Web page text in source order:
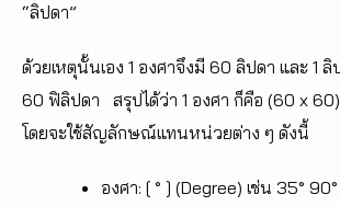
“ลิปดา”
ด้วยเหตุนั้นเอง 1 องศาจึงมี 60 ลิปดา และ 1
60 ฟิลิปดา สรุปได้ว่า 1 องศา ก็คือ (60 x
โดยจะใช้สัญลักษณ์แทนหน่วยต่าง ๆ ดังนี้
องศา: [ ° ] (Degree) เช่น 35°